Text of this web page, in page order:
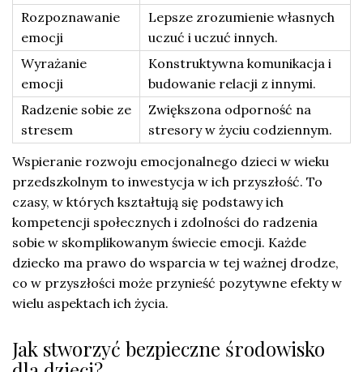
Rozpoznawanie
emocji
Lepsze zrozumienie własnych
uczuć i uczuć innych.
Wyrażanie
emocji
Konstruktywna komunikacja i
budowanie relacji z innymi.
Radzenie sobie ze
stresem
Zwiększona odporność na
stresory w życiu codziennym.
Wspieranie rozwoju emocjonalnego dzieci w wieku
przedszkolnym to inwestycja w ich przyszłość. To
czasy, w których kształtują się podstawy ich
kompetencji społecznych i zdolności do radzenia
sobie w skomplikowanym świecie emocji. Każde
dziecko ma prawo do wsparcia w tej ważnej drodze,
co w przyszłości może przynieść pozytywne efekty w
wielu aspektach ich życia.
Jak stworzyć bezpieczne środowisko